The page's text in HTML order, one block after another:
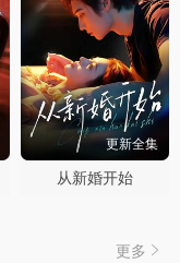
更新全集
从新婚开始
更多